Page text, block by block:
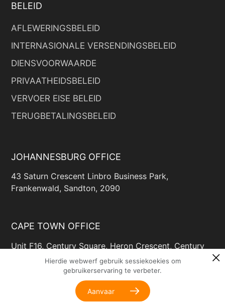
BELEID
AFLEWERINGSBELEID
INTERNASIONALE VERSENDINGSBELEID
DIENSVOORWAARDE
PRIVAATHEIDSBELEID
VERVOER EISE BELEID
TERUGBETALINGSBELEID
JOHANNESBURG OFFICE
43 Saturn Crescent Linbro Business Park,
Frankenwald, Sandton, 2090
CAPE TOWN OFFICE
Unit F16, Century Square, Heron Crescent, Century
Way, Century City, Cape Town, 7446
Hierdie webwerf gebruik sessiekoekies om
gebruikerservaring te verbeter.
Aanvaar